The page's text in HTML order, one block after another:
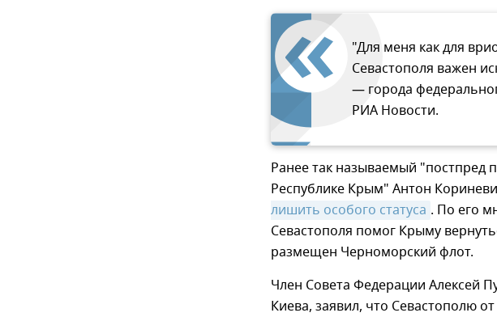
"Для меня как для
Севастополя важен
— города
РИА Новости.
Ранее так называемый "постпред
Республике Крым" Антон
лишить особого статуса . По его
Севастополя помог Крыму
размещен Черноморский флот.
Член Совета Федерации Алексей
Киева, заявил, что Севастополю